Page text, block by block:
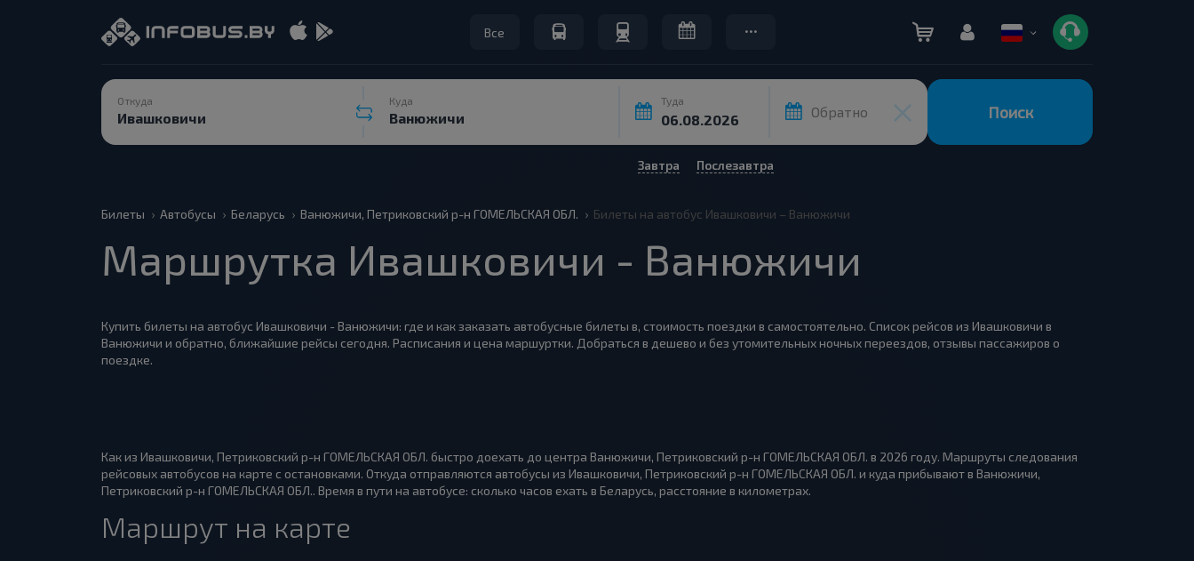
Все
Откуда Куда Туда
Обратно Поиск
Завтра Послезавтра
Билеты Автобусы Беларусь Ванюжичи, Петриковский р-н ГОМЕЛЬСКАЯ ОБЛ. Билеты на автобус Ивашковичи – Ванюжичи
Маршрутка Ивашковичи - Ванюжичи
Купить билеты на автобус Ивашковичи - Ванюжичи: где и как заказать автобусные билеты в, стоимость поездки в самостоятельно. Список рейсов из Ивашковичи в
Ванюжичи и обратно, ближайшие рейсы сегодня. Расписания и цена маршуртки. Добраться в дешево и без утомительных ночных переездов, отзывы пассажиров о
поездке.
Как из Ивашковичи, Петриковский р-н ГОМЕЛЬСКАЯ ОБЛ. быстро доехать до центра Ванюжичи, Петриковский р-н ГОМЕЛЬСКАЯ ОБЛ. в 2026 году. Маршруты следования
рейсовых автобусов на карте с остановками. Откуда отправляются автобусы из Ивашковичи, Петриковский р-н ГОМЕЛЬСКАЯ ОБЛ. и куда прибывают в Ванюжичи,
Петриковский р-н ГОМЕЛЬСКАЯ ОБЛ.. Время в пути на автобусе: сколько часов ехать в Беларусь, расстояние в километрах.
Маршрут на карте